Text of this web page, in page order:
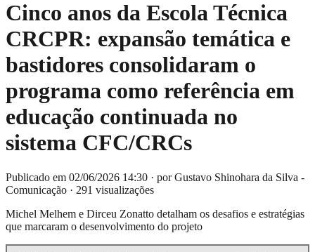
Cinco anos da Escola Técnica
CRCPR: expansão temática e
bastidores consolidaram o
programa como referência em
educação continuada no
sistema CFC/CRCs
Publicado em 02/06/2026 14:30 · por Gustavo Shinohara da Silva -
Comunicação · 291 visualizações
Michel Melhem e Dirceu Zonatto detalham os desafios e estratégias
que marcaram o desenvolvimento do projeto